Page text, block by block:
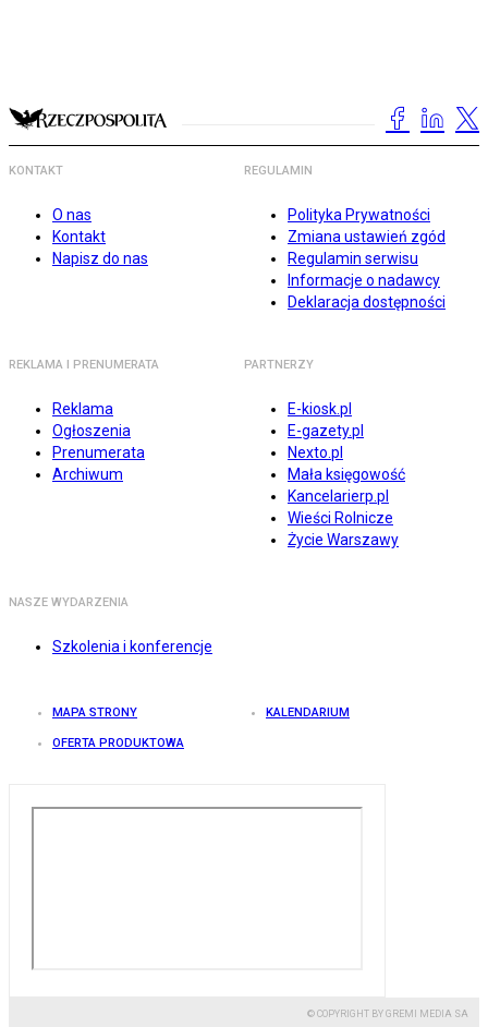
KONTAKT
O nas
Kontakt
Napisz do nas
REGULAMIN
Polityka Prywatności
Zmiana ustawień zgód
Regulamin serwisu
Informacje o nadawcy
Deklaracja dostępności
REKLAMA I PRENUMERATA
Reklama
Ogłoszenia
Prenumerata
Archiwum
PARTNERZY
E-kiosk.pl
E-gazety.pl
Nexto.pl
Mała księgowość
Kancelarierp.pl
Wieści Rolnicze
Życie Warszawy
NASZE WYDARZENIA
Szkolenia i konferencje
MAPA STRONY KALENDARIUM
OFERTA PRODUKTOWA
© COPYRIGHT BY GREMI MEDIA SA